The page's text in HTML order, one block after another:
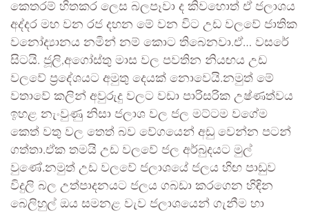
කෙතරම් හිතකර ලෙස බලපෑවා ද කිවහොත් ඒ ජලාශය
අද්දර මහ වන රජ දහන මේ වන විට උඩ වලවේ ජාතික
වනෝද්‍යානය නමින් නම් කොට තිබෙනවා.ඒ… වසරේ
සිටයි. ජූලි,අගෝස්තු මාස වල පවතින නියඟය උඩ
වලවේ ප්‍රදේශයට අමුතු දෙයක් නොවෙයි.නමුත් මේ
වතාවේ කලින් අවුරුදු වලට වඩා පාරිසරික උෂ්ණත්වය
ඉහළ නැංවුණු නිසා ජලාශ වල ජල මට්ටම වගේම
කෙත් වතු වල තෙත් බව වේගයෙන් අඩු වෙන්න පටන්
ගත්තා.ඒක තමයි උඩ වලවේ ජල අර්බුදයට මුල්
වුණේ.නමුත් උඩ වලවේ ජලාශයේ ජලය හිඟ පාඩුව
විදුලි බල උත්පාදනයට ජලය ගබඩා කරගෙන හිඳින
බෙලිහුල් ඔය සමනළ වැව ජලාශයෙන් ගැනීම හා